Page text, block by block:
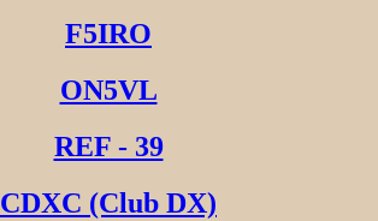
F5IRO
ON5VL
REF - 39
CDXC (Club DX)